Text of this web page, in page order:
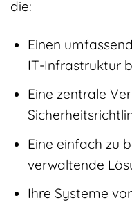
die:
Einen
IT-Infrastruktur
Eine zentrale
Eine einfach zu
verwaltende
Ihre Systeme